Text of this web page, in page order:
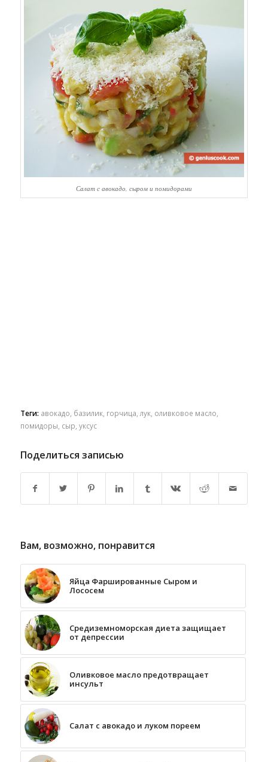
Салат с авокадо, сыром и помидорами
Теги: авокадо базилик, горчица лук, оливковое масло
помидоры сыр уксус
Поделиться записью
Вам, возможно, понравится
Яйца Фаршированные Сыром и
Лососем
Средиземноморская диета защищает
от депрессии
Оливковое масло предотвращает
инсульт
Салат с авокадо и луком пореем